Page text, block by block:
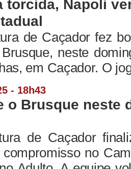
torcida, Napoli
de Caçador fez
neste
em Caçador. O
- 18h43
o Brusque neste
de Caçador
no